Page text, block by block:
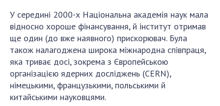
Річні звіти НАН України
Річні фінансові звіти НАН України
Наукові публікації та видавнича діяльність
Охорона прав інтелектуальної власності та
трансфер технологій в наукових установах
Наукові об'єкти, що становлять національне
надбання
У середині 2000-х Національна академія наук мала
відносно хороше фінансування, й інститут отримав
ще один (до вже наявного) прискорювач. Була
також налагоджена широка міжнародна співпраця,
яка триває досі, зокрема з Європейською
організацією ядерних досліджень (CERN),
німецькими, французькими, польськими й
китайськими науковцями.